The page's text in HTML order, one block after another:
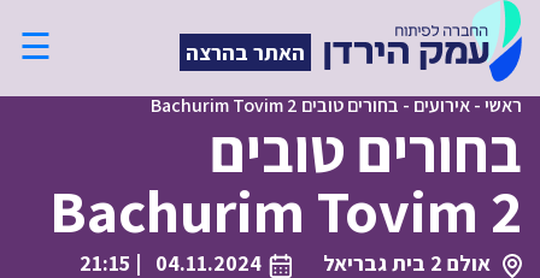
האתר בהרצה ☰
ראשי-אירועים - בחורים טובים Bachurim Tovim 2
בחורים טובים
Bachurim Tovim 2
אולם 2 בית גבריאל 04.11.2024
| 21:15